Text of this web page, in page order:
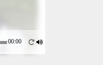
00:00